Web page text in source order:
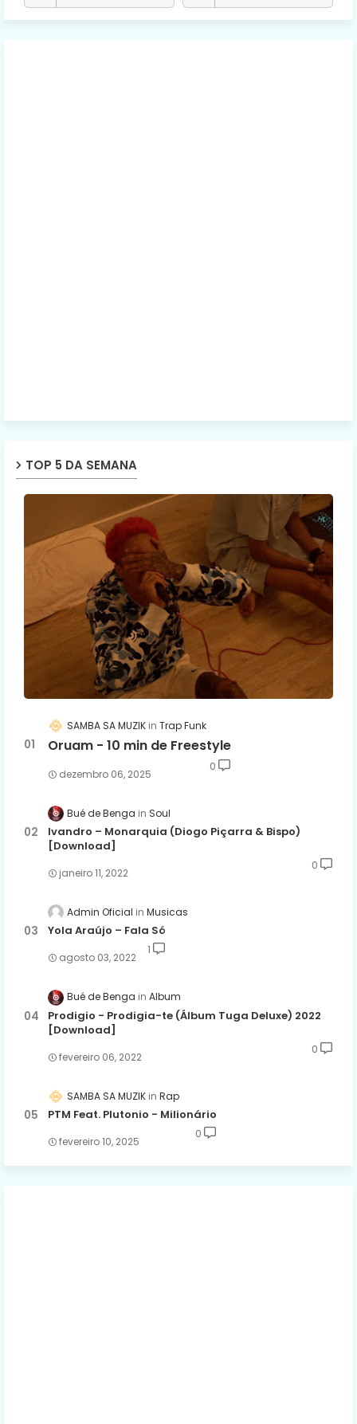
TOP 5 DA SEMANA
SAMBA SA MUZIK Trap Funk
Oruam - 10 min de Freestyle
dezembro 06, 2025
0
Bué de Benga Soul
Ivandro – Monarquia (Diogo Piçarra & Bispo)
[Download]
janeiro 11, 2022
0
Admin Oficial Musicas
Yola Araújo – Fala Só
agosto 03, 2022
1
Bué de Benga Album
Prodigio - Prodigia-te (Álbum Tuga Deluxe) 2022
[Download]
fevereiro 06, 2022
0
SAMBA SA MUZIK Rap
PTM Feat. Plutonio - Milionário
fevereiro 10, 2025
0